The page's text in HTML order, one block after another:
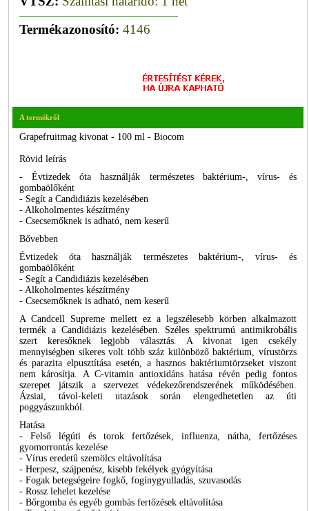
Termékazonosító: 4146
A termékről
Grapefruitmag kivonat - 100 ml - Biocom
Rövid leírás
- Évtizedek óta használják természetes baktérium-, vírus- és
gombaölőként
- Segít a Candidiázis kezelésében
- Alkoholmentes készítmény
- Csecsemőknek is adható, nem keserű
Bővebben
Évtizedek óta használják természetes baktérium-, vírus- és
gombaölőként
- Segít a Candidiázis kezelésében
- Alkoholmentes készítmény
- Csecsemőknek is adható, nem keserű
A Candcell Supreme mellett ez a legszélesebb körben alkalmazott
termék a Candidiázis kezelésében. Széles spektrumú antimikrobális
szert keresőknek legjobb választás. A kivonat igen csekély
mennyiségben sikeres volt több száz különböző baktérium, vírustörzs
és parazita elpusztítása esetén, a hasznos baktériumtörzseket viszont
nem károsítja. A C-vitamin antioxidáns hatása révén pedig fontos
szerepet játszik a szervezet védekezőrendszerének működésében.
Ázsiai, távol-keleti utazások során elengedhetetlen az úti
poggyászunkból.
Hatása
- Felső légúti és torok fertőzések, influenza, nátha, fertőzéses
gyomorrontás kezelése
- Vírus eredetű szemölcs eltávolítása
- Herpesz, szájpenész, kisebb fekélyek gyógyítása
- Fogak betegségeire fogkő, fogínygyulladás, szuvasodás
- Rossz lehelet kezelése
- Bőrgomba és egyéb gombás fertőzések eltávolítása